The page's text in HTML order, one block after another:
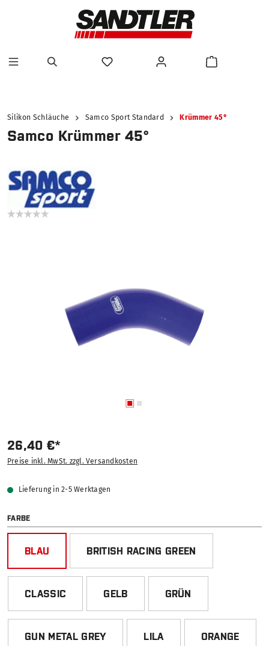
Silikon Schläuche Samco Sport Standard Krümmer 45°
Samco Krümmer 45°
26,40 €*
Preise inkl. MwSt. zzgl. Versandkosten
Lieferung in 2-5 Werktagen
FARBEAUSWÄHLEN
BLAU BRITISH RACING GREEN
CLASSIC GELB GRÜN
GUN METAL GREY LILA ORANGE